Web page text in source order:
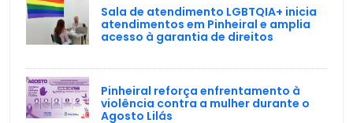
Sala de atendimento LGBTQIA+ inicia
atendimentos em Pinheiral e amplia
acesso à garantia de direitos
Pinheiral reforça enfrentamento à
violência contra a mulher durante o
Agosto Lilás